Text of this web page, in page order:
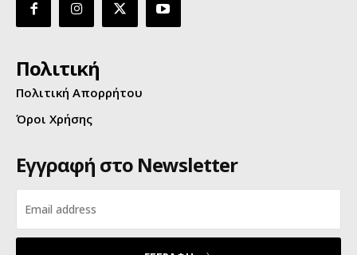
Πολιτική
Πολιτική Απορρήτου
Όροι Χρήσης
Εγγραφή στο Newsletter